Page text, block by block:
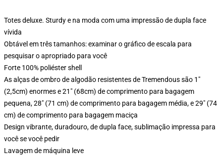
Totes deluxe. Sturdy e na moda com uma impressão de dupla face
vívida
Obtável em três tamanhos: examinar o gráfico de escala para
pesquisar o apropriado para você
Forte 100% poliéster shell
As alças de ombro de algodão resistentes de Tremendous são 1"
(2,5cm) enormes e 21" (68cm) de comprimento para bagagem
pequena, 28" (71 cm) de comprimento para bagagem média, e 29" (74
cm) de comprimento para bagagem maciça
Design vibrante, duradouro, de dupla face, sublimação impressa para
você se você pedir
Lavagem de máquina leve